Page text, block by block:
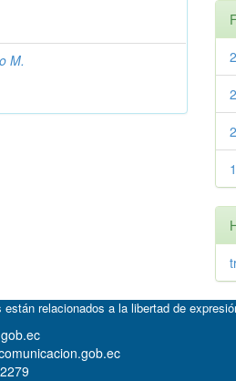
M.
relacionados a la libertad de